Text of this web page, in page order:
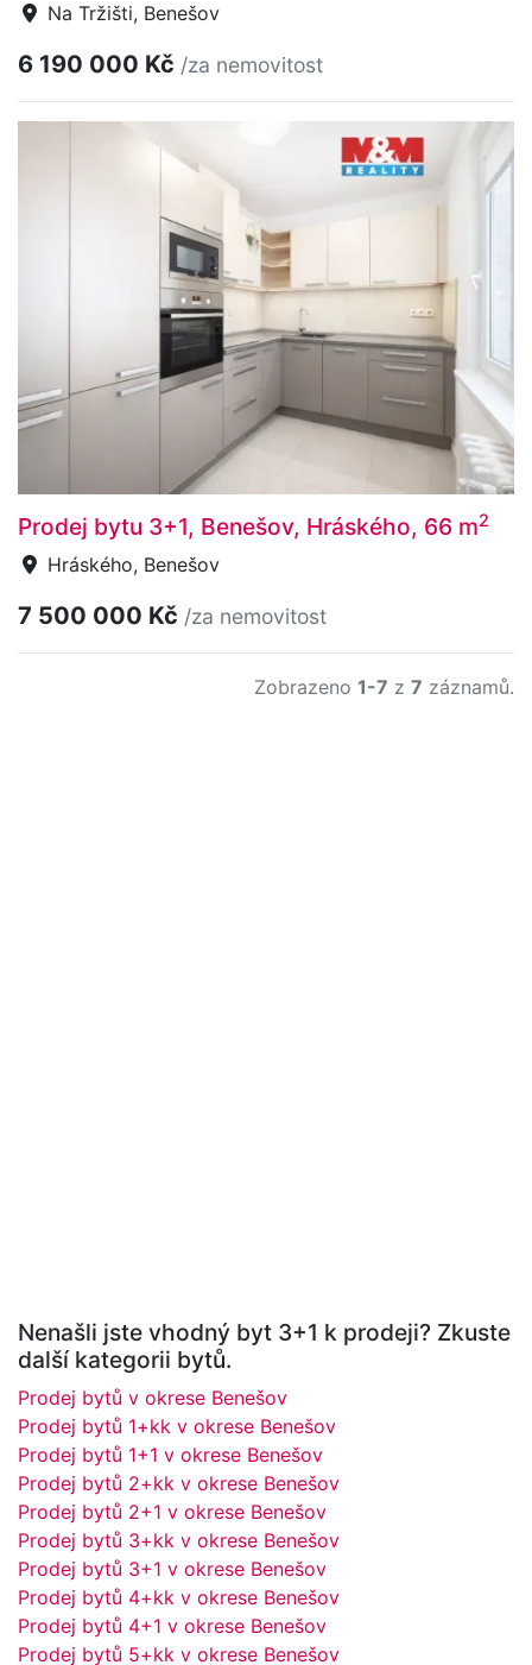
Na Tržišti, Benešov
6 190 000 Kč /za nemovitost
Prodej bytu 3+1, Benešov, Hráského, 66 m2
Hráského, Benešov
7 500 000 Kč /za nemovitost
Zobrazeno 1-7 z 7 záznamů.
Nenašli jste vhodný byt 3+1 k prodeji? Zkuste
další kategorii bytů.
Prodej bytů v okrese Benešov
Prodej bytů 1+kk v okrese Benešov
Prodej bytů 1+1 v okrese Benešov
Prodej bytů 2+kk v okrese Benešov
Prodej bytů 2+1 v okrese Benešov
Prodej bytů 3+kk v okrese Benešov
Prodej bytů 3+1 v okrese Benešov
Prodej bytů 4+kk v okrese Benešov
Prodej bytů 4+1 v okrese Benešov
Prodej bytů 5+kk v okrese Benešov